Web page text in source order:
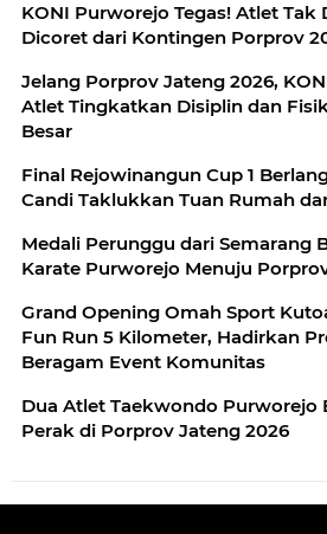
KONI Purworejo Tegas! Atlet Tak
Dicoret dari Kontingen Porprov
Jelang Porprov Jateng 2026,
Atlet Tingkatkan Disiplin dan
Besar
Final Rejowinangun Cup 1
Candi Taklukkan Tuan Rumah
Medali Perunggu dari Semarang
Karate Purworejo Menuju
Grand Opening Omah Sport
Fun Run 5 Kilometer, Hadirkan
Beragam Event Komunitas
Dua Atlet Taekwondo Purworejo
Perak di Porprov Jateng 2026